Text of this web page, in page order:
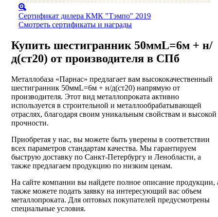
Сертификат дилера КМК "Тэмпо" 2019
Смотреть сертификаты и награды
Купить шестигранник 50ммL=6м + н/
д(ст20) от производителя в СПб
Металлобаза «Парнас» предлагает вам высококачественный
шестигранник 50ммL=6м + н/д(ст20) напрямую от
производителя. Этот вид металлопроката активно
используется в строительной и металлообрабатывающей
отраслях, благодаря своим уникальным свойствам и высокой
прочности.
Приобретая у нас, вы можете быть уверены в соответствии
всех параметров стандартам качества. Мы гарантируем
быструю доставку по Санкт-Петербургу и Ленобласти, а
также предлагаем продукцию по низким ценам.
На сайте компании вы найдете полное описание продукции,
также можете подать заявку на интересующий вас объем
металлопроката. Для оптовых покупателей предусмотрены
специальные условия.